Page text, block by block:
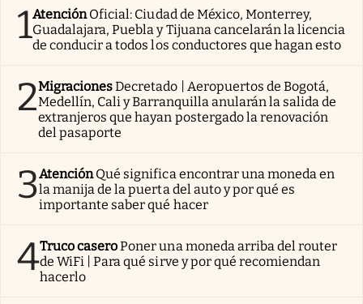
Espiritualidad
Mediakit
México
1AtenciónOficial: Ciudad de México, Monterrey,
Guadalajara, Puebla y Tijuana cancelarán la licencia
de conducir a todos los conductores que hagan esto
2MigracionesDecretado | Aeropuertos de Bogotá,
Medellín, Cali y Barranquilla anularán la salida de
extranjeros que hayan postergado la renovación
del pasaporte
3AtenciónQué significa encontrar una moneda en
la manija de la puerta del auto y por qué es
importante saber qué hacer
4Truco caseroPoner una moneda arriba del router
de WiFi | Para qué sirve y por qué recomiendan
hacerlo